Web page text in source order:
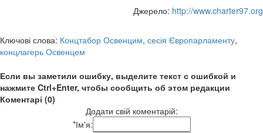
Джерело: http://www.charter97.org
Ключові слова: Концтабор Освенцим, сесія Європарламенту,
концлагерь Освенцем
Если вы заметили ошибку, выделите текст с ошибкой и
нажмите Ctrl+Enter, чтобы сообщить об этом редакции
Коментарі (0)
Додати свій коментарій:
*Ім'я: